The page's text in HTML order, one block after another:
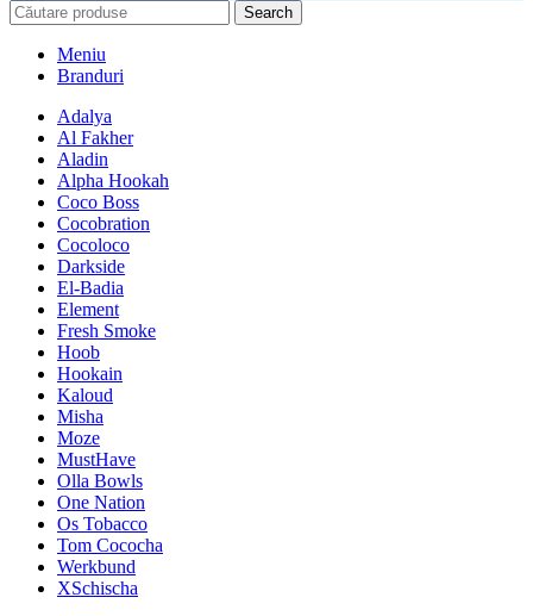
Search
Meniu
Branduri
Adalya
Al Fakher
Aladin
Alpha Hookah
Coco Boss
Cocobration
Cocoloco
Darkside
El-Badia
Element
Fresh Smoke
Hoob
Hookain
Kaloud
Misha
Moze
MustHave
Olla Bowls
One Nation
Os Tobacco
Tom Cococha
Werkbund
XSchischa